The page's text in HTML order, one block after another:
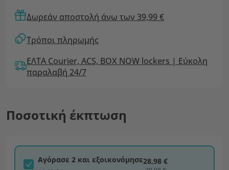
Δωρεάν αποστολή άνω των 39,99 €
Τρόποι πληρωμής
ΕΛΤΑ Courier, ACS, BOX NOW lockers | Εύκολη
παραλαβή 24/7
Ποσοτική έκπτωση
Αγόρασε 2 και εξοικονόμησε28,98 €